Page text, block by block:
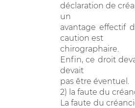
déclaration de
un
avantage effectif
caution est
chirographaire.
Enfin, ce droit
devait
pas être éventuel.
2) la faute du
La faute du